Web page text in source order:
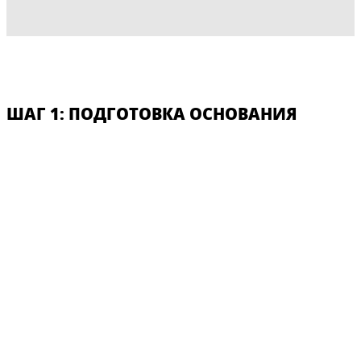
ШАГ 1: ПОДГОТОВКА ОСНОВАНИЯ